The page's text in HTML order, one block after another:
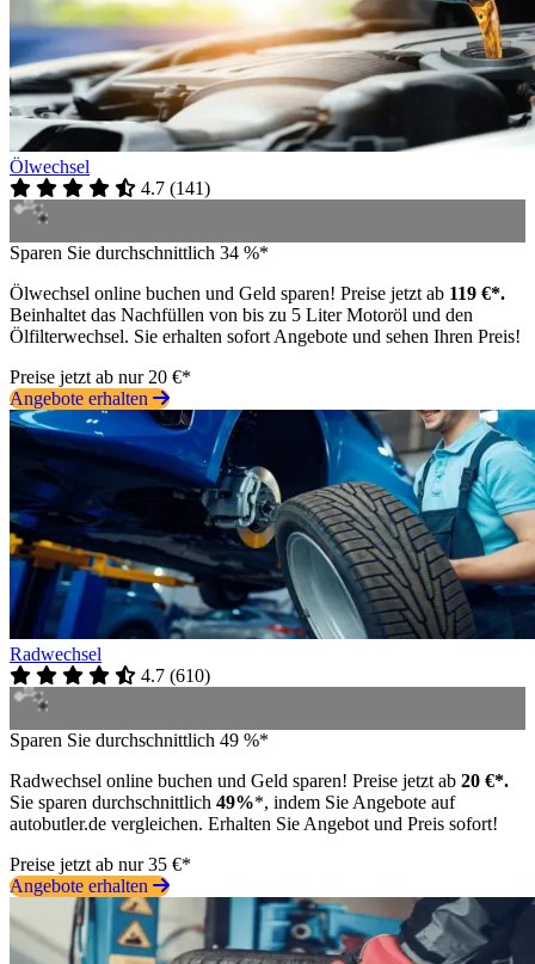
Ölwechsel
4.7 (141)
Sparen Sie durchschnittlich 34 %*
Ölwechsel online buchen und Geld sparen! Preise jetzt ab 119 €*.
Beinhaltet das Nachfüllen von bis zu 5 Liter Motoröl und den
Ölfilterwechsel. Sie erhalten sofort Angebote und sehen Ihren Preis!
Preise jetzt ab nur 20 €*
Angebote erhalten
Radwechsel
4.7 (610)
Sparen Sie durchschnittlich 49 %*
Radwechsel online buchen und Geld sparen! Preise jetzt ab 20 €*.
Sie sparen durchschnittlich 49%*, indem Sie Angebote auf
autobutler.de vergleichen. Erhalten Sie Angebot und Preis sofort!
Preise jetzt ab nur 35 €*
Angebote erhalten